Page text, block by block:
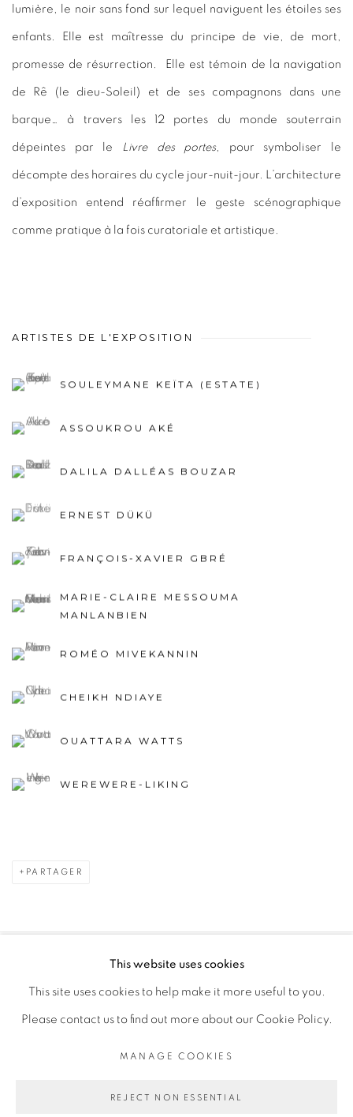
lumière, le noir sans fond sur lequel naviguent les étoiles ses
enfants. Elle est maîtresse du principe de vie, de mort,
promesse de résurrection. Elle est témoin de la navigation
de Rê (le dieu-Soleil) et de ses compagnons dans une
barque… à travers les 12 portes du monde souterrain
dépeintes par le Livre des portes, pour symboliser le
décompte des horaires du cycle jour-nuit-jour. L’architecture
d’exposition entend réaffirmer le geste scénographique
comme pratique à la fois curatoriale et artistique.
ARTISTES DE L'EXPOSITION
SOULEYMANE KEÏTA (ESTATE)
ASSOUKROU AKÉ
DALILA DALLÉAS BOUZAR
ERNEST DÜKÜ
FRANÇOIS-XAVIER GBRÉ
MARIE-CLAIRE MESSOUMA
MANLANBIEN
ROMÉO MIVEKANNIN
CHEIKH NDIAYE
OUATTARA WATTS
WEREWERE-LIKING
PARTAGER
MANAGE COOKIES
COPYRIGHT © 2026 GALERIE CÉCILE FAKHOURY
SITE BY ARTLOGIC
This website uses cookies
This site uses cookies to help make it more useful to you.
Please contact us to find out more about our Cookie Policy.
MANAGE COOKIES
REJECT NON ESSENTIAL